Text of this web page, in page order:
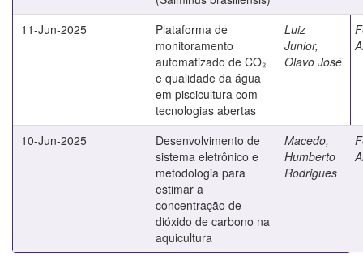
11-Jun-2025
Plataforma de
monitoramento
automatizado de CO₂
e qualidade da água
em piscicultura com
tecnologias abertas
Luiz
Junior,
Olavo José
10-Jun-2025
Desenvolvimento de
sistema eletrônico e
metodologia para
estimar a
concentração de
dióxido de carbono na
aquicultura
Macedo,
Humberto
Rodrigues